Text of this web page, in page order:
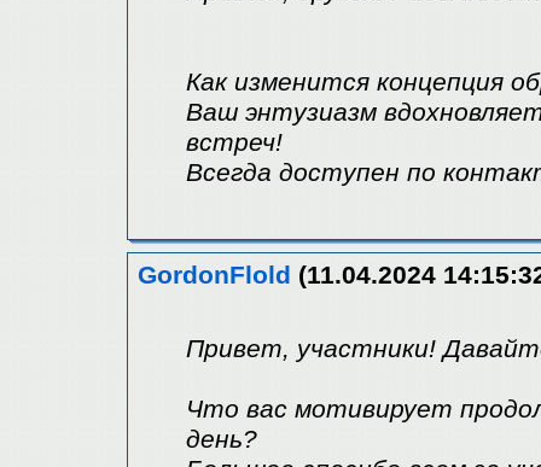
Как изменится концепция
Ваш энтузиазм
встреч!
Всегда доступен по
GordonFlold (11.04.2024
Привет, участники!
Что вас мотивирует
день?